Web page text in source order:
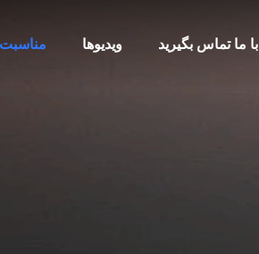
ویدیوها با ما تماس بگیرید